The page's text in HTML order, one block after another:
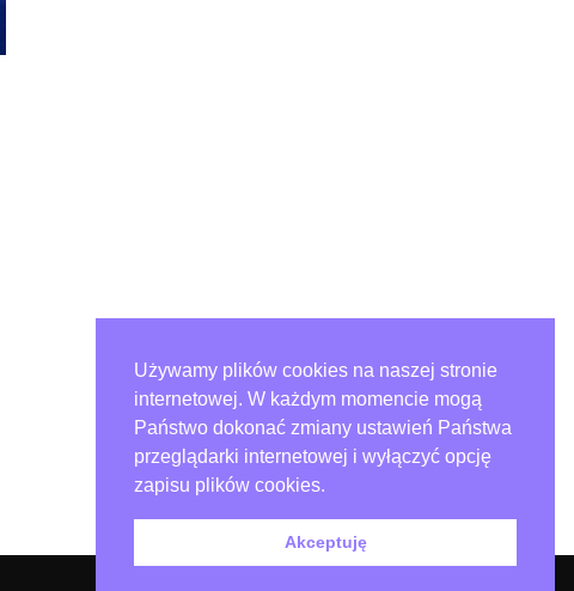
Używamy plików cookies na naszej stronie
internetowej. W każdym momencie mogą
Państwo dokonać zmiany ustawień Państwa
przeglądarki internetowej i wyłączyć opcję
zapisu plików cookies.
Akceptuję